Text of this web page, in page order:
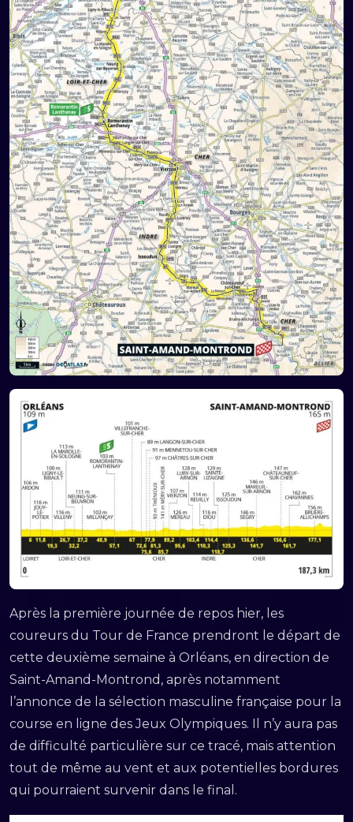
Après la première journée de repos hier, les
coureurs du Tour de France prendront le départ de
cette deuxième semaine à Orléans, en direction de
Saint-Amand-Montrond, après notamment
l’annonce de la sélection masculine française pour la
course en ligne des Jeux Olympiques. Il n’y aura pas
de difficulté particulière sur ce tracé, mais attention
tout de même au vent et aux potentielles bordures
qui pourraient survenir dans le final.